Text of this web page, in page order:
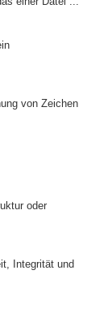
von Zeichen
oder
Integrität und